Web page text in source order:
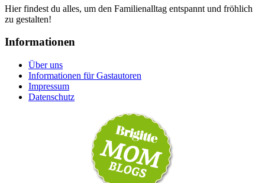
Hier findest du alles, um den Familienalltag entspannt und fröhlich
zu gestalten!
Informationen
Über uns
Informationen für Gastautoren
Impressum
Datenschutz